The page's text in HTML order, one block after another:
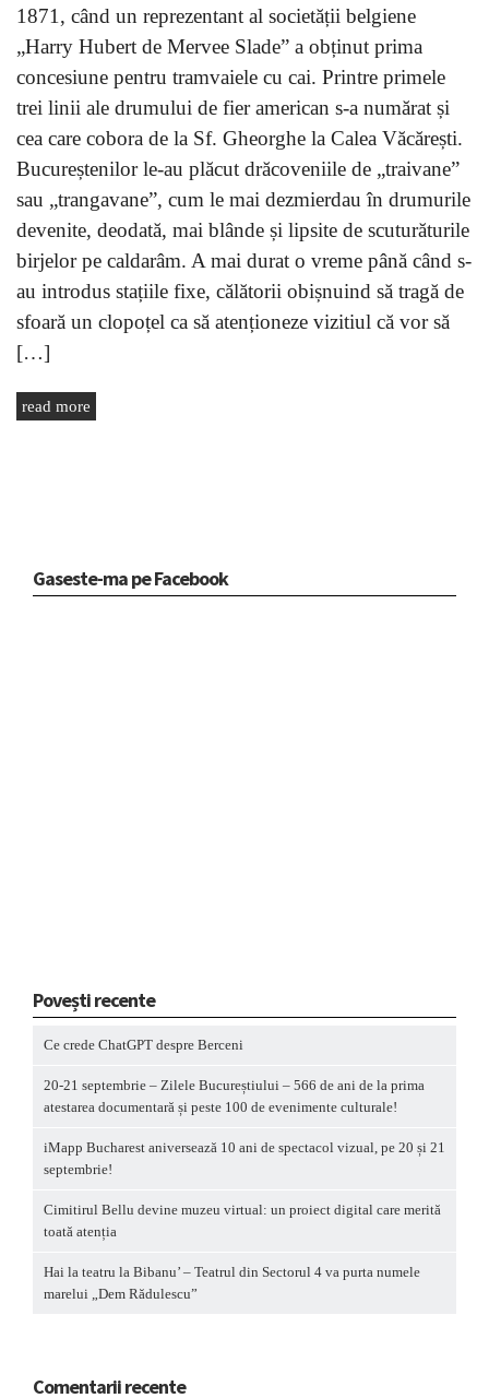
1871, când un reprezentant al societății belgiene
„Harry Hubert de Mervee Slade” a obținut prima
concesiune pentru tramvaiele cu cai. Printre primele
trei linii ale drumului de fier american s-a numărat și
cea care cobora de la Sf. Gheorghe la Calea Văcărești.
Bucureștenilor le-au plăcut drăcoveniile de „traivane”
sau „trangavane”, cum le mai dezmierdau în drumurile
devenite, deodată, mai blânde și lipsite de scuturăturile
birjelor pe caldarâm. A mai durat o vreme până când s-
au introdus stațiile fixe, călătorii obișnuind să tragă de
sfoară un clopoțel ca să atenționeze vizitiul că vor să
[…]
read more
Gaseste-ma pe Facebook
Povești recente
Ce crede ChatGPT despre Berceni
20-21 septembrie – Zilele Bucureștiului – 566 de ani de la prima
atestarea documentară și peste 100 de evenimente culturale!
iMapp Bucharest aniversează 10 ani de spectacol vizual, pe 20 și 21
septembrie!
Cimitirul Bellu devine muzeu virtual: un proiect digital care merită
toată atenția
Hai la teatru la Bibanu’ – Teatrul din Sectorul 4 va purta numele
marelui „Dem Rădulescu”
Comentarii recente